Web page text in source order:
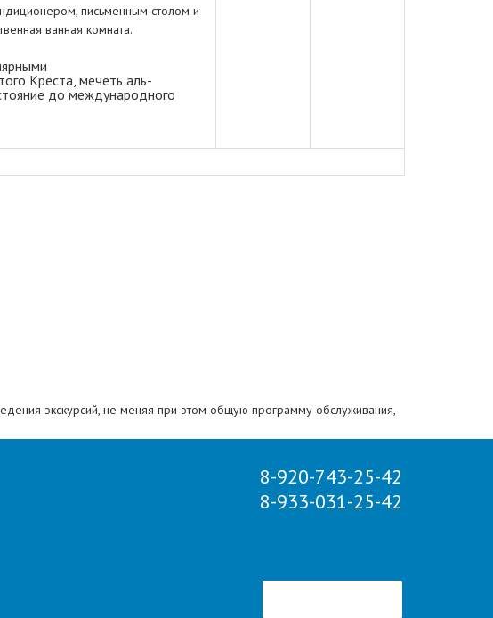
письменным столом и
ванная комната.
Креста, мечеть аль-
до международного
экскурсий, не меняя при этом общую программу обслуживания,
мест не стоит ориентироваться на приведенный вариант ее
турфирмы в разделе «отправление автобусов».
8-920-743-25-42
8-933-031-25-42